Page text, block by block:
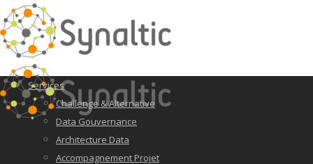
Services
Challenge & Alternative
Data Gouvernance
Architecture Data
Accompagnement Projet